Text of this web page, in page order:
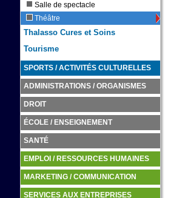
Salle de spectacle
Théâtre
Thalasso Cures et Soins
Tourisme
SPORTS / ACTIVITÉS CULTURELLES
ADMINISTRATIONS / ORGANISMES
DROIT
ÉCOLE / ENSEIGNEMENT
SANTÉ
EMPLOI / RESSOURCES HUMAINES
MARKETING / COMMUNICATION
SERVICES AUX ENTREPRISES